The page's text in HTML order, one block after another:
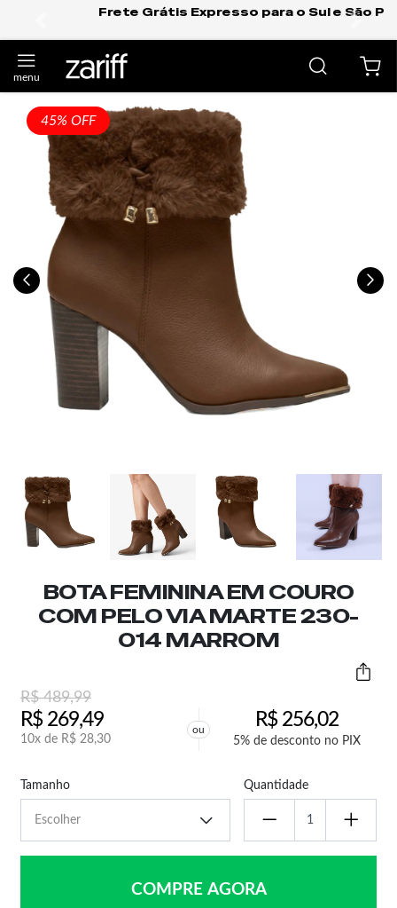
Frete Grátis Expresso para o Sul e São Paulo.
45% OFF
BOTA FEMININA EM COURO
COM PELO VIA MARTE 230-
014 MARROM
R$489,99
R$269,49
10x de R$ 28,30
ou R$256,02
5% de desconto no PIX
Tamanho Quantidade
COMPRE AGORA